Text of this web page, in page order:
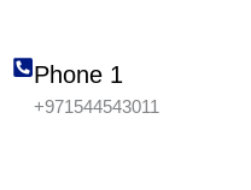
Phone 1
+971544543011